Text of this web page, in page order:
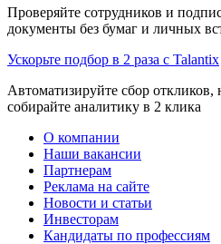
Проверяйте сотрудников и
документы без бумаг и личных
Ускорьте подбор в 2 раза с Talantix
Автоматизируйте сбор откликов,
собирайте аналитику в 2 клика
О компании
Наши вакансии
Партнерам
Реклама на сайте
Новости и статьи
Инвесторам
Кандидаты по профессиям